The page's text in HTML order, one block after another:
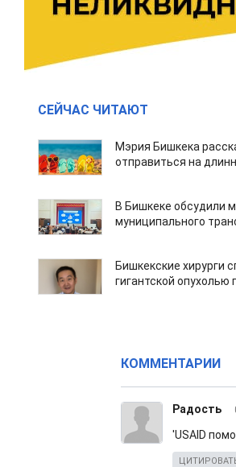
СЕЙЧАС ЧИТАЮТ
Мэрия Бишкека
отправиться на
В Бишкеке обсудили
муниципального
Бишкекские хирурги
гигантской опухолью
КОММЕНТАРИИ
Радость
'USAID